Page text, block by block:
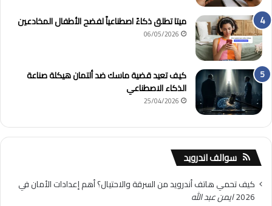
ميتا تطلق ذكاءً اصطناعياً لفضح الأطفال المخادعين
06/05/2026
كيف تعيد قضية ماسك ضد ألتمان هيكلة صناعة
الذكاء الاصطناعي
25/04/2026
سوالف اندرويد
كيف تحمي هاتف أندرويد من السرقة والاحتيال؟ أهم إعدادات الأمان في
2026ايمن عبد الله